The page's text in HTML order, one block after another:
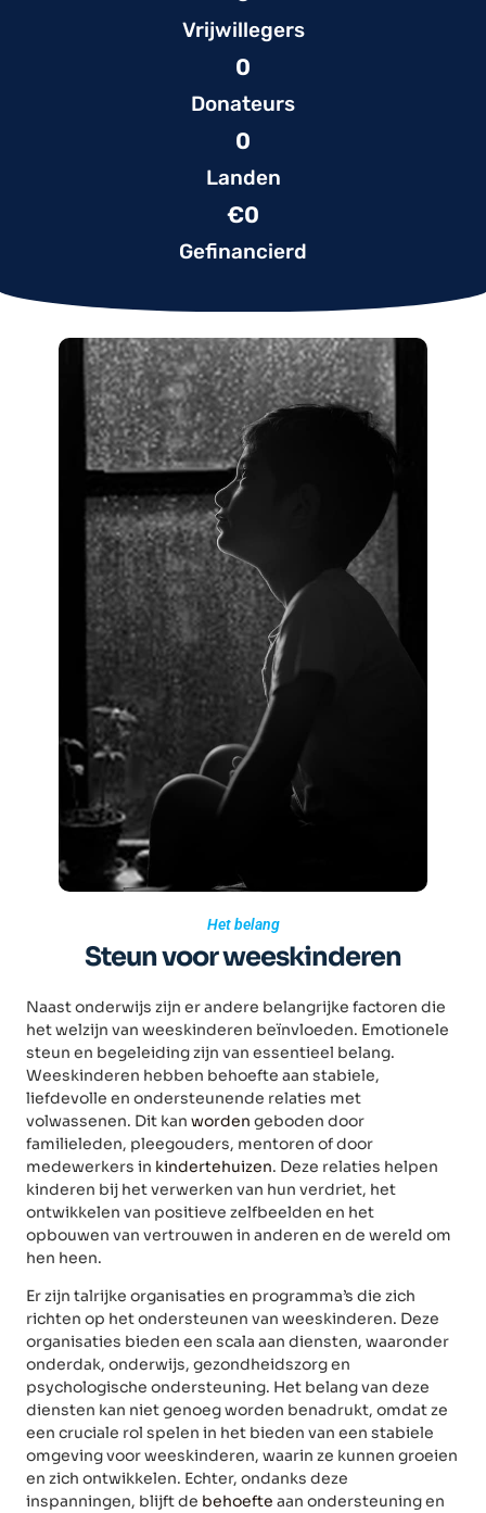
Vrijwillegers
Donateurs
0
Landen
0
Gefinancierd
€0
Het belang
Steun voor weeskinderen
Naast onderwijs zijn er andere belangrijke factoren die
het welzijn van weeskinderen beïnvloeden. Emotionele
steun en begeleiding zijn van essentieel belang.
Weeskinderen hebben behoefte aan stabiele,
liefdevolle en ondersteunende relaties met
volwassenen. Dit kan worden geboden door
familieleden, pleegouders, mentoren of door
medewerkers in kindertehuizen. Deze relaties helpen
kinderen bij het verwerken van hun verdriet, het
ontwikkelen van positieve zelfbeelden en het
opbouwen van vertrouwen in anderen en de wereld om
hen heen.
Er zijn talrijke organisaties en programma’s die zich
richten op het ondersteunen van weeskinderen. Deze
organisaties bieden een scala aan diensten, waaronder
onderdak, onderwijs, gezondheidszorg en
psychologische ondersteuning. Het belang van deze
diensten kan niet genoeg worden benadrukt, omdat ze
een cruciale rol spelen in het bieden van een stabiele
omgeving voor weeskinderen, waarin ze kunnen groeien
en zich ontwikkelen. Echter, ondanks deze
inspanningen, blijft de behoefte aan ondersteuning en